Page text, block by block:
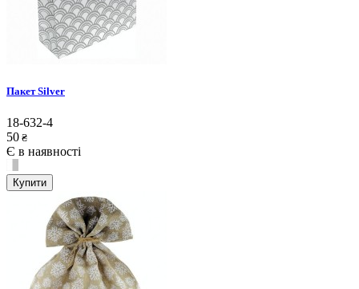
Пакет Silver
18-632-4
50 ₴
Є в наявності
Купити